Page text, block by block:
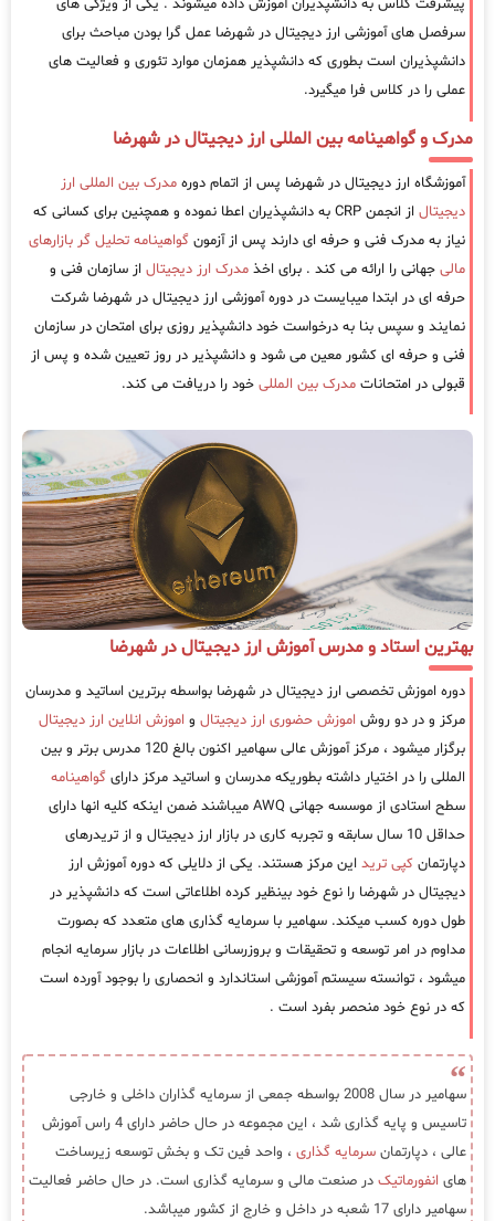
پیشرفت کلاس به دانشپذیران آموزش داده میشوند . یکی از ویژگی های
سرفصل های آموزشی ارز دیجیتال در شهرضا عمل گرا بودن مباحث برای
دانشپذیران است بطوری که دانشپذیر همزمان موارد تئوری و فعالیت های
عملی را در کلاس فرا میگیرد.
مدرک و گواهینامه بین المللی ارز دیجیتال در شهرضا
آموزشگاه ارز دیجیتال در شهرضا پس از اتمام دوره مدرک بین المللی ارز
دیجیتال
از انجمن CRP به دانشپذیران اعطا نموده و همچنین برای کسانی که
نیاز به مدرک فنی و حرفه ای دارند پس از آزمون گواهینامه تحلیل گر بازارهای
مالی جهانی را ارائه می کند . برای اخذ مدرک ارز دیجیتال از سازمان فنی و
حرفه ای در ابتدا میبایست در دوره آموزشی ارز دیجیتال در شهرضا شرکت
نمایند و سپس بنا به درخواست خود دانشپذیر روزی برای امتحان در سازمان
فنی و حرفه ای کشور معین می شود و دانشپذیر در روز تعیین شده و پس از
قبولی در امتحانات مدرک بین المللی خود را دریافت می کند.
بهترین استاد و مدرس آموزش ارز دیجیتال در شهرضا
دوره اموزش تخصصی ارز دیجیتال در شهرضا بواسطه برترین اساتید و مدرسان
مرکز و در دو روش اموزش حضوری ارز دیجیتال و اموزش انلاین ارز دیجیتال
برگزار میشود ، مرکز آموزش عالی سهامیر اکنون بالغ 120 مدرس برتر و بین
المللی را در اختیار داشته بطوریکه مدرسان و اساتید مرکز دارای گواهینامه
سطح استادی از موسسه جهانی AWQ میباشند ضمن اینکه کلیه انها دارای
حداقل 10 سال سابقه و تجربه کاری در بازار ارز دیجیتال و از تریدرهای
دپارتمان کپی ترید این مرکز هستند. یکی از دلایلی که دوره آموزش ارز
دیجیتال در شهرضا را نوع خود بینظیر کرده اطلاعاتی است که دانشپذیر در
طول دوره کسب میکند. سهامیر با سرمایه گذاری های متعدد که بصورت
مداوم در امر توسعه و تحقیقات و بروزرسانی اطلاعات در بازار سرمایه انجام
میشود ، توانسته سیستم آموزشی استاندارد و انحصاری را بوجود آورده است
که در نوع خود منحصر بفرد است .
سهامیر در سال 2008 بواسطه جمعی از سرمایه گذاران داخلی و خارجی
تاسیس و پایه گذاری شد ، این مجموعه در حال حاضر دارای 4 راس آموزش
عالی ، دپارتمان سرمایه گذاری ، واحد فین تک و بخش توسعه زیرساخت
های انفورماتیک در صنعت مالی و سرمایه گذاری است. در حال حاضر فعالیت
سهامیر دارای 17 شعبه در داخل و خارج از کشور میباشد.